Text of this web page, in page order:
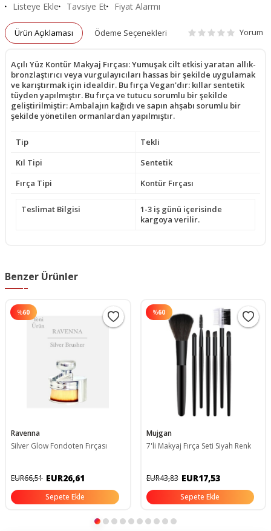
Listeye Ekle Tavsiye Et Fiyat Alarmı
Ürün Açıklaması Ödeme Seçenekleri Yorum
Açılı Yüz Kontür Makyaj Fırçası: Yumuşak cilt etkisi yaratan allık-
bronzlaştırıcı veya vurgulayıcıları hassas bir şekilde uygulamak
ve karıştırmak için idealdir. Bu fırça Vegan'dır: kıllar sentetik
tüyden yapılmıştır. Bu fırça ve tutucu sorumlu bir şekilde
geliştirilmiştir: Ambalajın kağıdı ve sapın ahşabı sorumlu bir
şekilde yönetilen ormanlardan yapılmıştır.
Tip
Tekli
Kıl Tipi
Sentetik
Fırça Tipi
Kontür Fırçası
Teslimat Bilgisi
1-3 iş günü içerisinde
kargoya verilir.
Benzer Ürünler
%60
Ravenna
Silver Glow Fondoten Fırçası
EUR66,51 EUR26,61
Sepete Ekle
%60
Mujgan
7'li Makyaj Fırça Seti Siyah Renk
EUR43,83 EUR17,53
Sepete Ekle